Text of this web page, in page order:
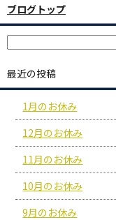
ブログトップ
最近の投稿
1月のお休み
12月のお休み
11月のお休み
10月のお休み
9月のお休み